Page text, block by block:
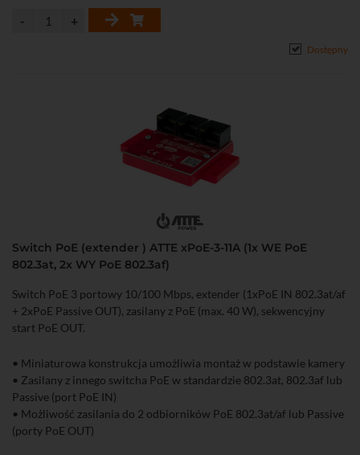
• Łatwe i szybkie uruchomienie bez konieczności konfiguracji
parametrów
Dostępny
Switch PoE (extender ) ATTE xPoE-3-11A (1x WE PoE
802.3at, 2x WY PoE 802.3af)
Switch PoE 3 portowy 10/100 Mbps, extender (1xPoE IN 802.3at/af
+ 2xPoE Passive OUT), zasilany z PoE (max. 40 W), sekwencyjny
start PoE OUT.
• Miniaturowa konstrukcja umożliwia montaż w podstawie kamery
• Zasilany z innego switcha PoE w standardzie 802.3at, 802.3af lub
Passive (port PoE IN)
• Możliwość zasilania do 2 odbiorników PoE 802.3at/af lub Passive
(porty PoE OUT)